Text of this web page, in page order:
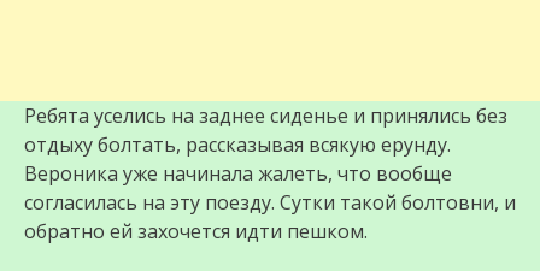
Ребята уселись на заднее сиденье и принялись без
отдыху болтать, рассказывая всякую ерунду.
Вероника уже начинала жалеть, что вообще
согласилась на эту поезду. Сутки такой болтовни, и
обратно ей захочется идти пешком.